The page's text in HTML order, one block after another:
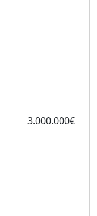
3.000.000€